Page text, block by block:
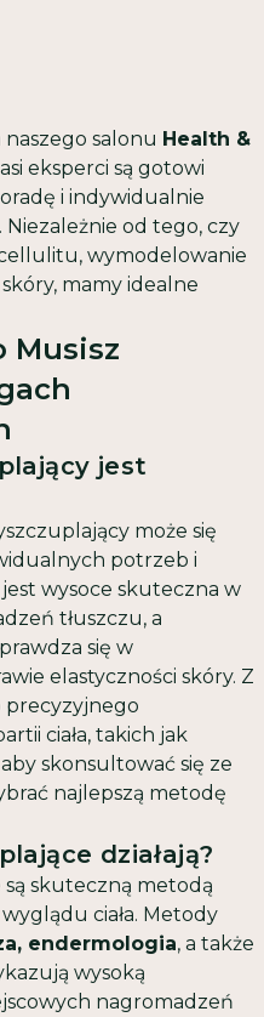
salonu Health &
eksperci są gotowi
i indywidualnie
od tego, czy
wymodelowanie
mamy idealne
Musisz
jest
może się
potrzeb i
jest wysoce skuteczna w
tłuszczu, a
się w
elastyczności skóry. Z
precyzyjnego
ciała, takich jak
skonsultować się ze
najlepszą metodę
działają?
są skuteczną metodą
ciała. Metody
endermologia, a także
wysoką
nagromadzeń